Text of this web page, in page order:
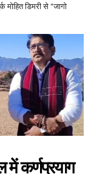
डिमरी से "जागो
में कर्णप्रयाग